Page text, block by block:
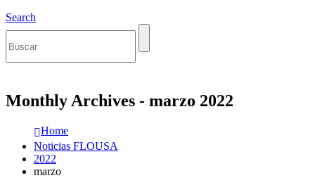
Search
Monthly Archives - marzo 2022
Home
Noticias FLOUSA
2022
marzo